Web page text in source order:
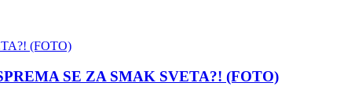
SE ZA SMAK SVETA?! (FOTO)